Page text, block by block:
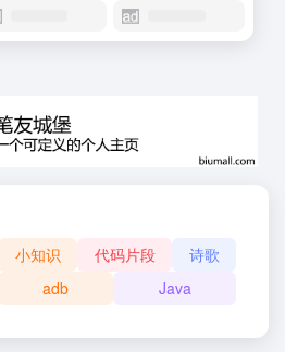
小知识 代码片段
诗歌
adb Java